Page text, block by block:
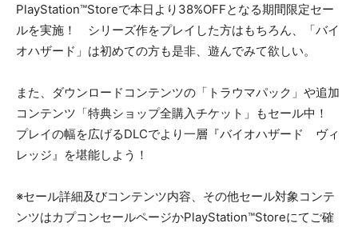
PlayStation™Storeで本日より38%OFFとなる期間限定セー
ルを実施！ シリーズ作をプレイした方はもちろん、「バイ
オハザード」は初めての方も是非、遊んでみて欲しい。
また、ダウンロードコンテンツの「トラウマパック」や追加
コンテンツ「特典ショップ全購入チケット」もセール中！
プレイの幅を広げるDLCでより一層『バイオハザード ヴィ
レッジ』を堪能しよう！
※セール詳細及びコンテンツ内容、その他セール対象コンテ
ンツはカプコンセールページかPlayStation™Storeにてご確